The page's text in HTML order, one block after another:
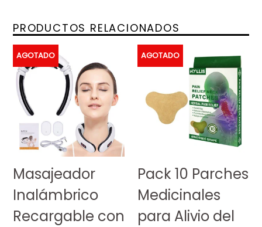
PRODUCTOS RELACIONADOS
AGOTADO
Masajeador
Inalámbrico
Recargable con
AGOTADO
Pack 10 Parches
Medicinales
para Alivio del